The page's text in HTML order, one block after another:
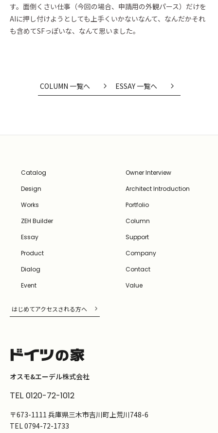
す。面倒くさい仕事（今回の場合、申請用の外観パース）だけを
AIに押し付けようとしても上手くいかないなんて、なんだかそれ
も含めてSFっぽいな、なんて思いました。
COLUMN 一覧へ ESSAY 一覧へ
Catalog
Owner Interview
Design
Architect Introduction
Works
Portfolio
ZEH Builder
Column
Essay
Support
Product
Company
Dialog
Contact
Event
Value
はじめてアクセスされる方へ
オスモ&エーデル株式会社
TEL 0120-72-1012
〒673-1111 兵庫県三木市吉川町上荒川748-6
TEL 0794-72-1733